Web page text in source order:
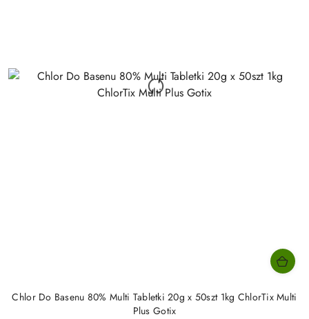
Chlor Do Basenu 80% Multi Tabletki 20g x 50szt 1kg ChlorTix Multi
Plus Gotix